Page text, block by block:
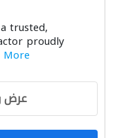
trusted,
proudly
More
عرض